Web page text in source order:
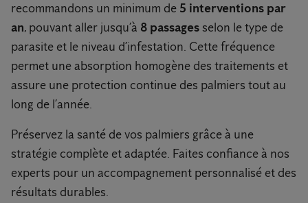
recommandons un minimum de 5 interventions par
an, pouvant aller jusqu’à 8 passages selon le type de
parasite et le niveau d’infestation. Cette fréquence
permet une absorption homogène des traitements et
assure une protection continue des palmiers tout au
long de l’année.
Préservez la santé de vos palmiers grâce à une
stratégie complète et adaptée. Faites confiance à nos
experts pour un accompagnement personnalisé et des
résultats durables.